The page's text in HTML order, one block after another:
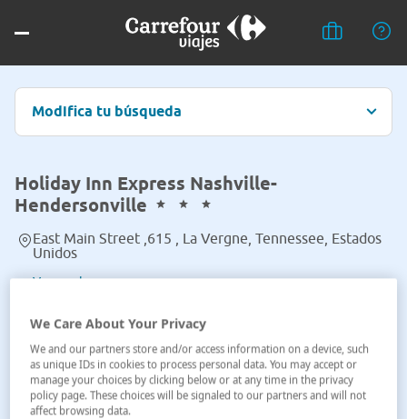
Modifica tu búsqueda
Holiday Inn Express Nashville-
Hendersonville
East Main Street ,615 , La Vergne, Tennessee, Estados
Unidos
Ver en el mapa
We Care About Your Privacy
We and our partners store and/or access information on a device, such
as unique IDs in cookies to process personal data. You may accept or
manage your choices by clicking below or at any time in the privacy
policy page. These choices will be signaled to our partners and will not
affect browsing data.